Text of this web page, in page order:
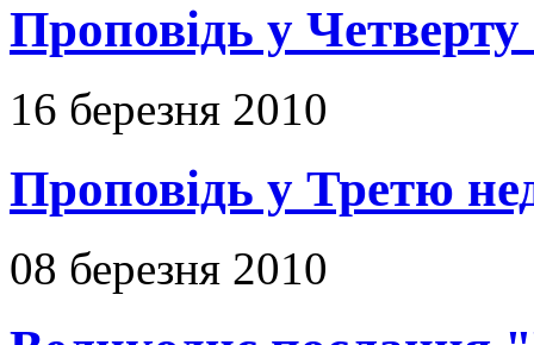
Проповідь у
16 березня 2010
Проповідь у Третю
08 березня 2010